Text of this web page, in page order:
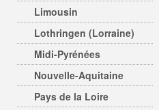
Limousin
Lothringen (Lorraine)
Midi-Pyrénées
Nouvelle-Aquitaine
Pays de la Loire